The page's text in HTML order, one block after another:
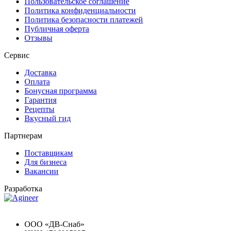
Политика конфиденциальности
Политика безопасности платежей
Публичная оферта
Отзывы
Сервис
Доставка
Оплата
Бонусная программа
Гарантия
Рецепты
Вкусный гид
Партнерам
Поставщикам
Для бизнеса
Вакансии
Разработка
ООО «ДВ-Снаб»